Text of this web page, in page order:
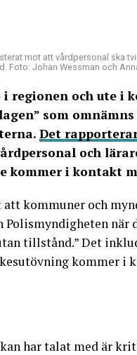
mot att vårdpersonal ska
Foto: Johan Wessman och
regionen och ute i
som
Det
och
kommer i kontakt
kommuner och
när
tillstånd.” Det
kommer i
har talat med är